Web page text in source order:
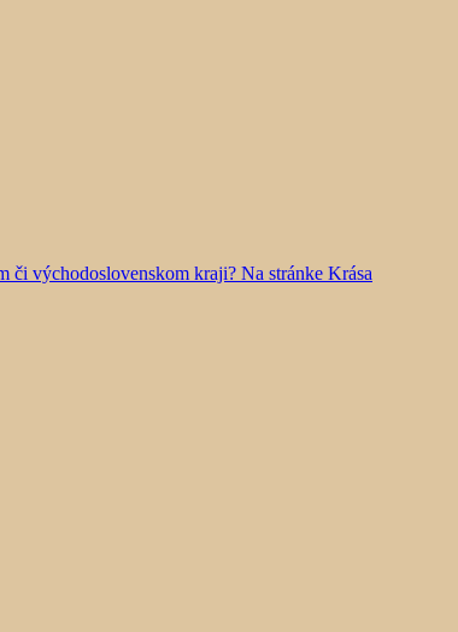
či východoslovenskom kraji? Na stránke Krása